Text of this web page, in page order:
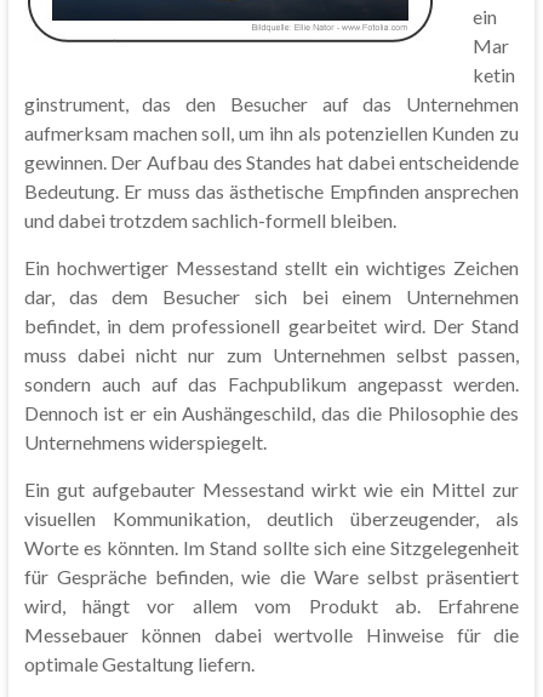
ein
Mar
ketin
ginstrument, das den Besucher auf das Unternehmen
aufmerksam machen soll, um ihn als potenziellen Kunden zu
gewinnen. Der Aufbau des Standes hat dabei entscheidende
Bedeutung. Er muss das ästhetische Empfinden ansprechen
und dabei trotzdem sachlich-formell bleiben.
Ein hochwertiger Messestand stellt ein wichtiges Zeichen
dar, das dem Besucher sich bei einem Unternehmen
befindet, in dem professionell gearbeitet wird. Der Stand
muss dabei nicht nur zum Unternehmen selbst passen,
sondern auch auf das Fachpublikum angepasst werden.
Dennoch ist er ein Aushängeschild, das die Philosophie des
Unternehmens widerspiegelt.
Ein gut aufgebauter Messestand wirkt wie ein Mittel zur
visuellen Kommunikation, deutlich überzeugender, als
Worte es könnten. Im Stand sollte sich eine Sitzgelegenheit
für Gespräche befinden, wie die Ware selbst präsentiert
wird, hängt vor allem vom Produkt ab. Erfahrene
Messebauer können dabei wertvolle Hinweise für die
optimale Gestaltung liefern.